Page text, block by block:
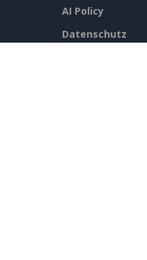
AI Policy
Datenschutz